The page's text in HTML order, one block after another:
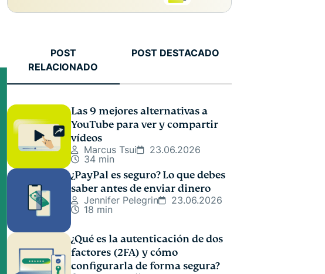
POST
RELACIONADO
POST DESTACADO
Las 9 mejores alternativas a
YouTube para ver y compartir
vídeos
Marcus Tsui
23.06.2026
34 min
¿PayPal es seguro? Lo que debes
saber antes de enviar dinero
Jennifer Pelegrin
23.06.2026
18 min
¿Qué es la autenticación de dos
factores (2FA) y cómo
configurarla de forma segura?